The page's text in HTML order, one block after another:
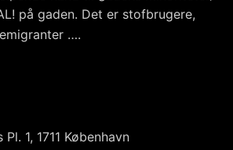
på gaden. Det er stofbrugere,
….
1, 1711 København